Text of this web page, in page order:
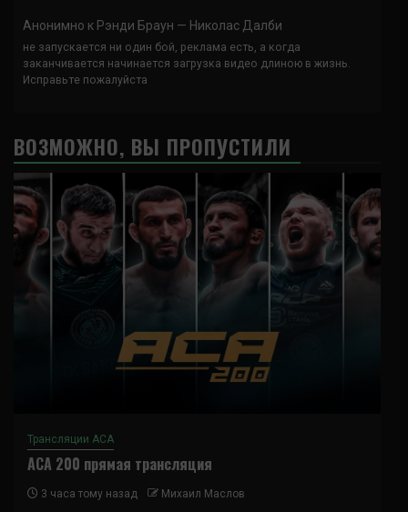
Анонимно к Рэнди Браун — Николас Далби
не запускается ни один бой, реклама есть, а когда
заканчивается начинается загрузка видео длиною в жизнь.
Исправьте пожалуйста
ВОЗМОЖНО, ВЫ ПРОПУСТИЛИ
Трансляции ACA
ACA 200 прямая трансляция
3 часа тому назад Михаил Маслов